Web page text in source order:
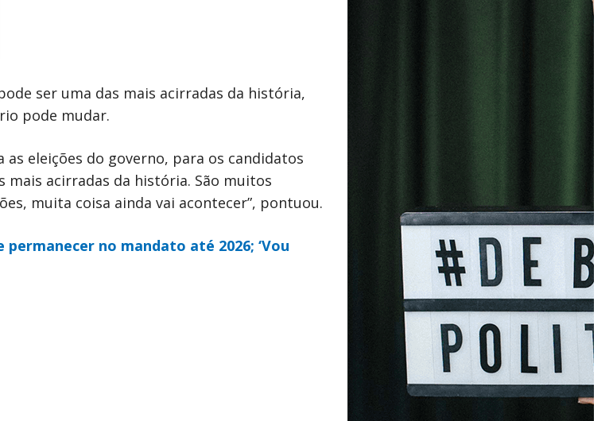
ser uma das mais acirradas da história,
pode mudar.
eleições do governo, para os candidatos
mais acirradas da história. São muitos
muita coisa ainda vai acontecer”, pontuou.
no mandato até 2026; ‘Vou